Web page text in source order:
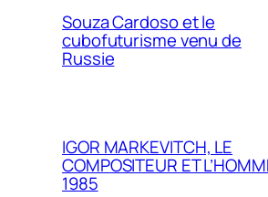
Souza Cardoso et le
cubofuturisme venu de
Russie
IGOR MARKEVITCH, LE
COMPOSITEUR ET
1985